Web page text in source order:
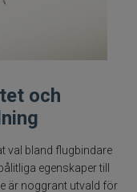
och
val bland flugbindare
egenskaper till
är noggrant utvald för